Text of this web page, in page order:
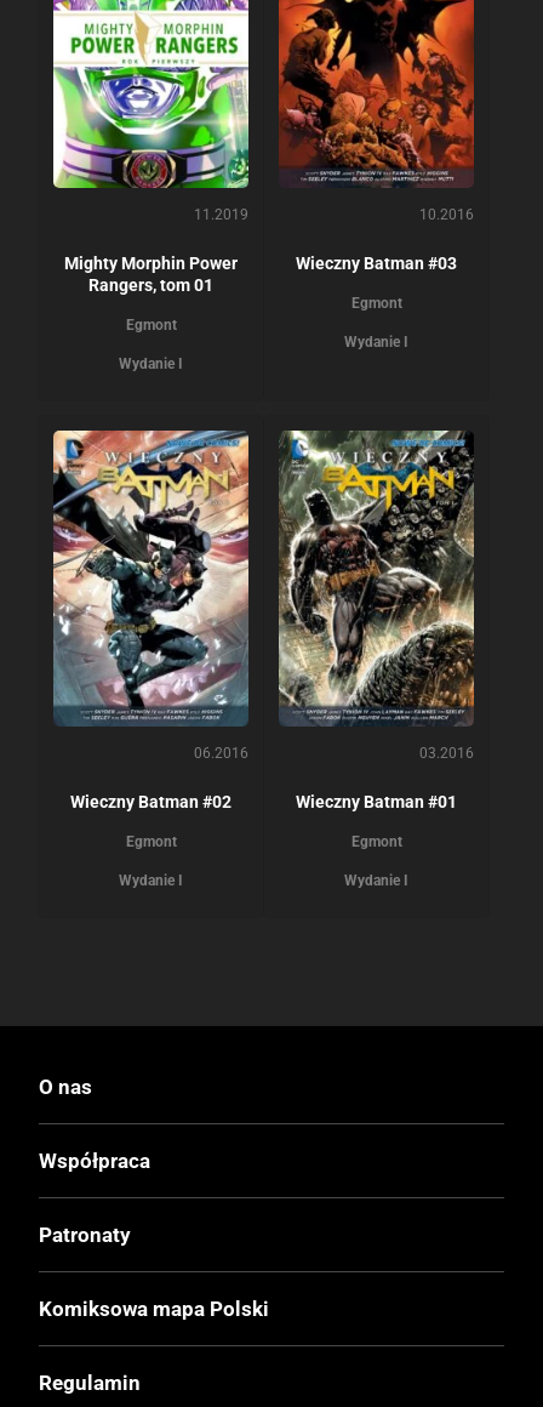
11.2019
Mighty Morphin Power
Rangers, tom 01
Egmont
Wydanie I
10.2016
Wieczny Batman #03
Egmont
Wydanie I
06.2016
Wieczny Batman #02
Egmont
Wydanie I
03.2016
Wieczny Batman #01
Egmont
Wydanie I
O nas
Współpraca
Patronaty
Komiksowa mapa Polski
Regulamin